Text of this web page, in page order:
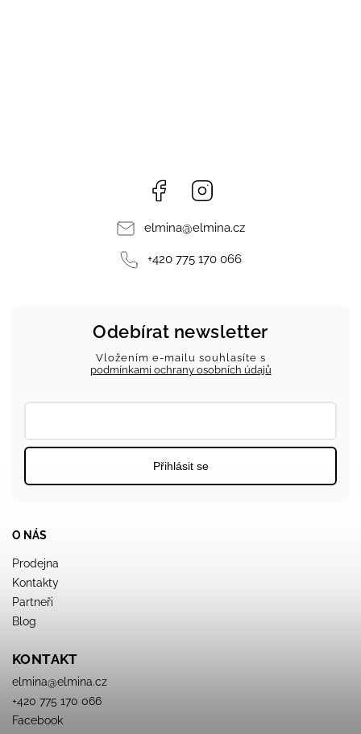
Facebook
elmina@elmina.cz
+420 775 170 066
O NÁS
Prodejna
Kontakty
Partneři
Blog
KONTAKT
elmina@elmina.cz
+420 775 170 066
Facebook
Odebírat newsletter
Vložením e-mailu souhlasíte s
podmínkami ochrany osobních údajů
Přihlásit se